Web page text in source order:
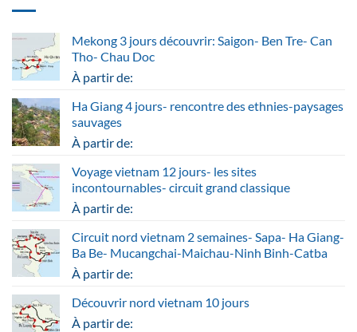
Mekong 3 jours découvrir: Saigon- Ben Tre- Can
Tho- Chau Doc
À partir de:
Ha Giang 4 jours- rencontre des ethnies-paysages
sauvages
À partir de:
Voyage vietnam 12 jours- les sites
incontournables- circuit grand classique
À partir de:
Circuit nord vietnam 2 semaines- Sapa- Ha Giang-
Ba Be- Mucangchai-Maichau-Ninh Binh-Catba
À partir de:
Découvrir nord vietnam 10 jours
À partir de: